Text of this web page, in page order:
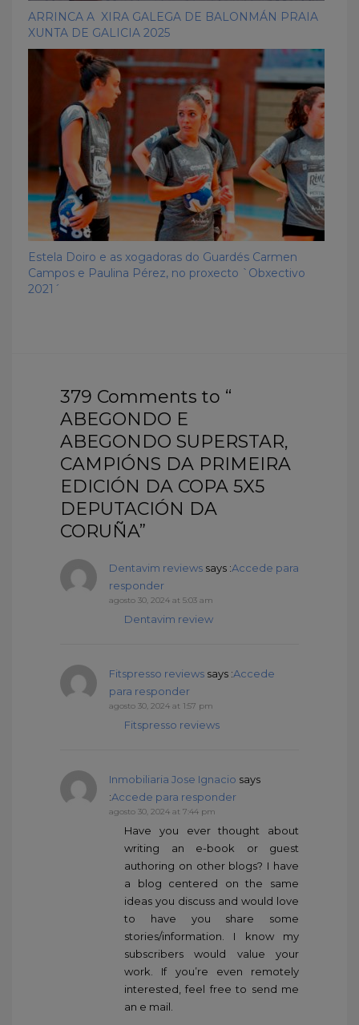
ARRINCA A XIRA GALEGA DE BALONMÁN PRAIA
XUNTA DE GALICIA 2025
Estela Doiro e as xogadoras do Guardés Carmen
Campos e Paulina Pérez, no proxecto `Obxectivo
2021´
379 Comments to “
ABEGONDO E
ABEGONDO SUPERSTAR,
CAMPIÓNS DA PRIMEIRA
EDICIÓN DA COPA 5X5
DEPUTACIÓN DA
CORUÑA”
Dentavim reviews says :Accede para
responder
agosto 30, 2024 at 5:03 am
Dentavim review
Fitspresso reviews says :Accede
para responder
agosto 30, 2024 at 1:57 pm
Fitspresso reviews
Inmobiliaria Jose Ignacio says
:Accede para responder
agosto 30, 2024 at 7:44 pm
Have you ever thought about
writing an e-book or guest
authoring on other blogs? I have
a blog centered on the same
ideas you discuss and would love
to have you share some
stories/information. I know my
subscribers would value your
work. If you’re even remotely
interested, feel free to send me
an e mail.